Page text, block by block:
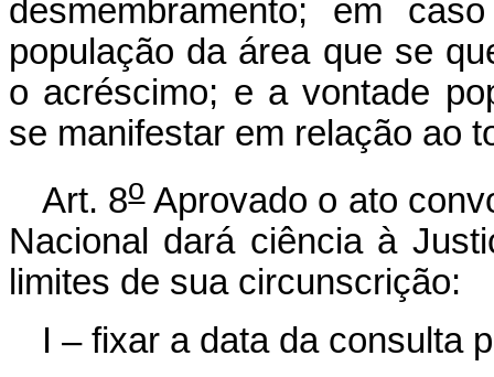
desmembramento; em
população da área que se
o acréscimo; e a vontade
se manifestar em relação ao
Art. 8oAprovado o ato
Nacional dará ciência à
limites de sua circunscrição:
I – fixar a data da consulta